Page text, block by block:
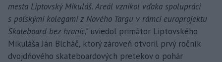
mesta Liptovský Mikuláš. Areál vznikol vďaka spolupráci
s poľskými kolegami z Nového Targu v rámci europrojektu
Skateboard bez hraníc," uviedol primátor Liptovského
Mikuláša Ján Blcháč, ktorý zároveň otvoril prvý ročník
dvojdňového skateboardových pretekov o pohár